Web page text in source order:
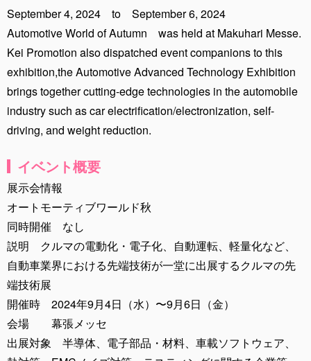
September 4, 2024 to September 6, 2024
Automotive World of Autumn was held at Makuhari Messe.
Kei Promotion also dispatched event companions to this
exhibition,the Automotive Advanced Technology Exhibition
brings together cutting-edge technologies in the automobile
industry such as car electrification/electronization, self-
driving, and weight reduction.
イベント概要
展示会情報
オートモーティブワールド秋
同時開催 なし
説明 クルマの電動化・電子化、自動運転、軽量化など、
自動車業界における先端技術が一堂に出展するクルマの先
端技術展
開催時 2024年9月4日（水）〜9月6日（金）
会場 幕張メッセ
出展対象 半導体、電子部品・材料、車載ソフトウェア、